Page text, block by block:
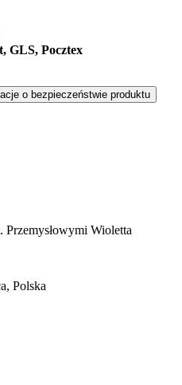
GLS, Pocztex
o bezpieczeństwie produktu
Wioletta
Polska